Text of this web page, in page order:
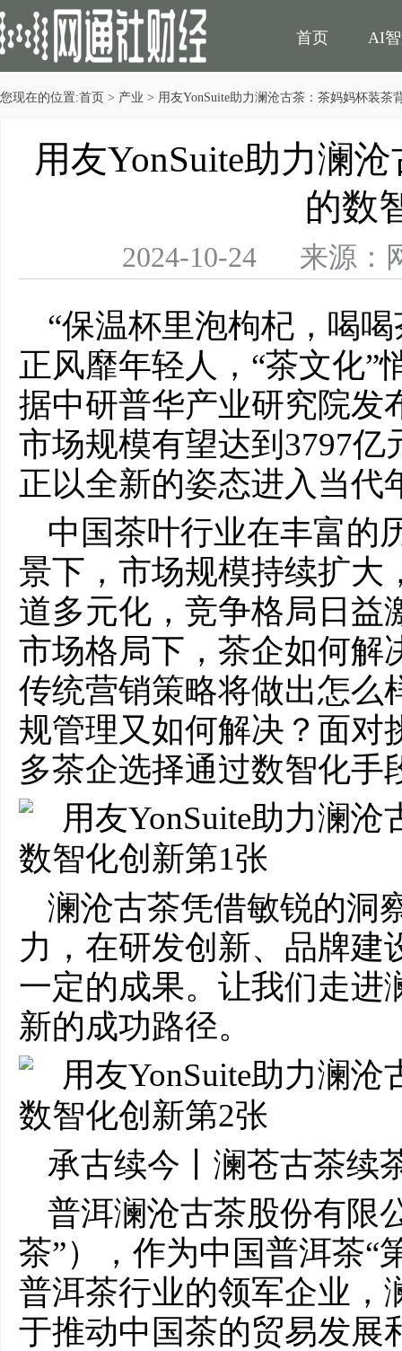
首页 AI
您现在的位置:首页 > 产业 > 用友YonSuite助力澜沧古茶：茶妈妈杯装茶
用友YonSuite助力澜
的数
2024-10-24 来源：
“保温杯里泡枸杞，喝
正风靡年轻人，“茶文化”
据中研普华产业研究院发
市场规模有望达到3797亿
正以全新的姿态进入当代
中国茶叶行业在丰富的
景下，市场规模持续扩大
道多元化，竞争格局日益
市场格局下，茶企如何解
传统营销策略将做出怎么
规管理又如何解决？面对
多茶企选择通过数智化手
澜沧古茶凭借敏锐的洞
力，在研发创新、品牌建
一定的成果。让我们走进
新的成功路径。
承古续今丨澜苍古茶续
普洱澜沧古茶股份有限
茶”），作为中国普洱茶“
普洱茶行业的领军企业，
于推动中国茶的贸易发展